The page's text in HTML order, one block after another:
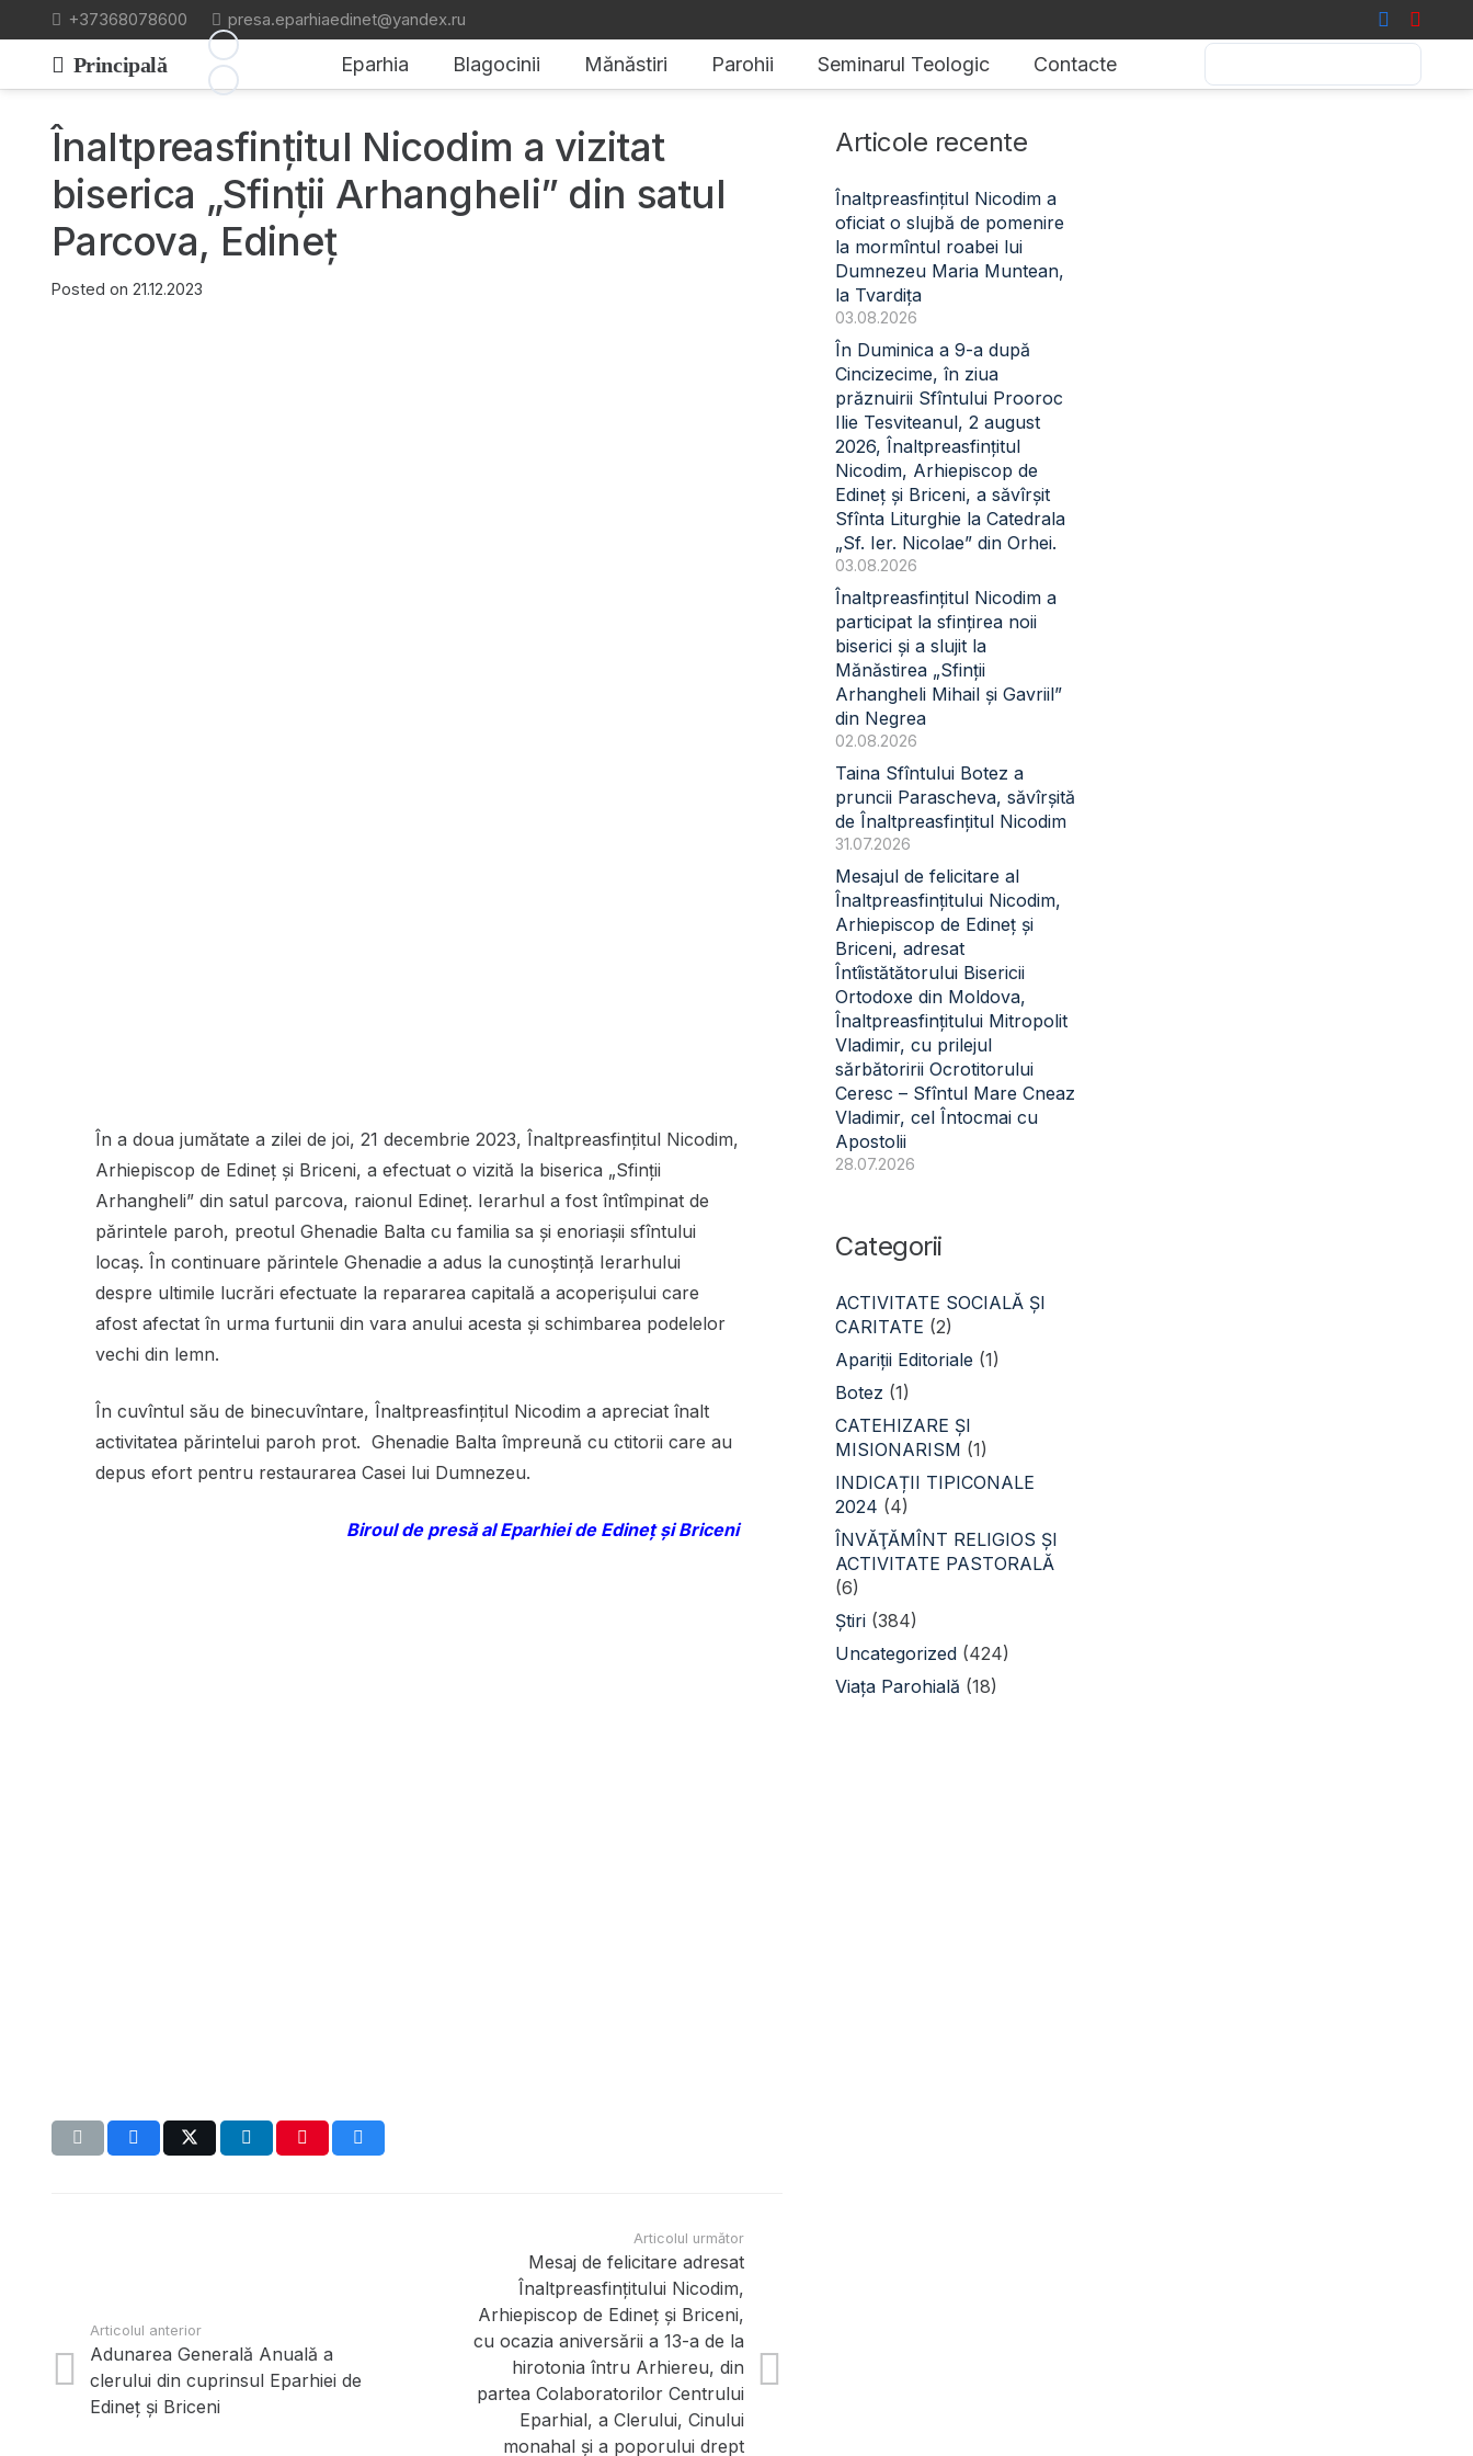
+37368078600 presa.eparhiaedinet@yandex.ru
Principală Eparhia Blagocinii Mănăstiri Parohii Seminarul Teologic Contacte
Înaltpreasfințitul Nicodim a vizitat
biserica „Sfinții Arhangheli” din satul
Parcova, Edineț
Posted on 21.12.2023
În a doua jumătate a zilei de joi, 21 decembrie 2023, Înaltpreasfințitul Nicodim,
Arhiepiscop de Edineț și Briceni, a efectuat o vizită la biserica „Sfinții
Arhangheli” din satul parcova, raionul Edineț. Ierarhul a fost întîmpinat de
părintele paroh, preotul Ghenadie Balta cu familia sa și enoriașii sfîntului
locaș. În continuare părintele Ghenadie a adus la cunoștință Ierarhului
despre ultimile lucrări efectuate la repararea capitală a acoperișului care
afost afectat în urma furtunii din vara anului acesta și schimbarea podelelor
vechi din lemn.
În cuvîntul său de binecuvîntare, Înaltpreasfințitul Nicodim a apreciat înalt
activitatea părintelui paroh prot. Ghenadie Balta împreună cu ctitorii care au
depus efort pentru restaurarea Casei lui Dumnezeu.
Biroul de presă al Eparhiei de Edineț și Briceni
Articolul anterior
Adunarea Generală Anuală a
clerului din cuprinsul Eparhiei de
Edineț și Briceni
Articolul următor
Mesaj de felicitare adresat
Înaltpreasfințitului Nicodim,
Arhiepiscop de Edineț și Briceni,
cu ocazia aniversării a 13-a de la
hirotonia întru Arhiereu, din
partea Colaboratorilor Centrului
Eparhial, a Clerului, Cinului
monahal și a poporului drept
Articole recente
Înaltpreasfințitul Nicodim a
oficiat o slujbă de pomenire
la mormîntul roabei lui
Dumnezeu Maria Muntean,
la Tvardița
03.08.2026
În Duminica a 9-a după
Cincizecime, în ziua
prăznuirii Sfîntului Prooroc
Ilie Tesviteanul, 2 august
2026, Înaltpreasfințitul
Nicodim, Arhiepiscop de
Edineț și Briceni, a săvîrșit
Sfînta Liturghie la Catedrala
„Sf. Ier. Nicolae” din Orhei.
03.08.2026
Înaltpreasfințitul Nicodim a
participat la sfințirea noii
biserici și a slujit la
Mănăstirea „Sfinții
Arhangheli Mihail și Gavriil”
din Negrea
02.08.2026
Taina Sfîntului Botez a
pruncii Parascheva, săvîrșită
de Înaltpreasfințitul Nicodim
31.07.2026
Mesajul de felicitare al
Înaltpreasfințitului Nicodim,
Arhiepiscop de Edineț și
Briceni, adresat
Întîistătătorului Bisericii
Ortodoxe din Moldova,
Înaltpreasfințitului Mitropolit
Vladimir, cu prilejul
sărbătoririi Ocrotitorului
Ceresc – Sfîntul Mare Cneaz
Vladimir, cel Întocmai cu
Apostolii
28.07.2026
Categorii
ACTIVITATE SOCIALĂ ŞI
CARITATE (2)
Apariții Editoriale (1)
Botez (1)
CATEHIZARE ŞI
MISIONARISM (1)
INDICAȚII TIPICONALE
2024 (4)
ÎNVĂŢĂMÎNT RELIGIOS ŞI
ACTIVITATE PASTORALĂ
(6)
Știri (384)
Uncategorized (424)
Viața Parohială (18)
Site oficial, realizat cu binecuvîntarea